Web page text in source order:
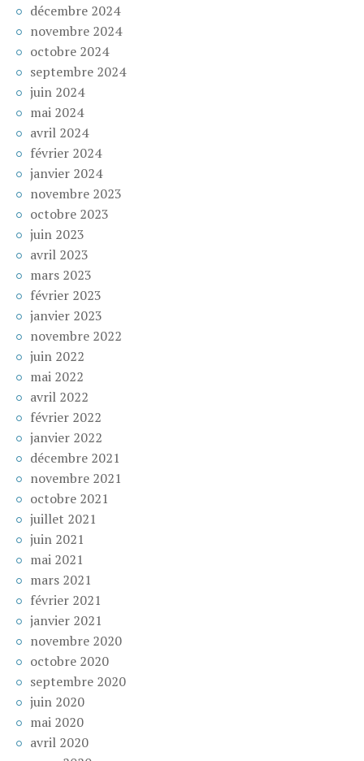
décembre 2024
novembre 2024
octobre 2024
septembre 2024
juin 2024
mai 2024
avril 2024
février 2024
janvier 2024
novembre 2023
octobre 2023
juin 2023
avril 2023
mars 2023
février 2023
janvier 2023
novembre 2022
juin 2022
mai 2022
avril 2022
février 2022
janvier 2022
décembre 2021
novembre 2021
octobre 2021
juillet 2021
juin 2021
mai 2021
mars 2021
février 2021
janvier 2021
novembre 2020
octobre 2020
septembre 2020
juin 2020
mai 2020
avril 2020